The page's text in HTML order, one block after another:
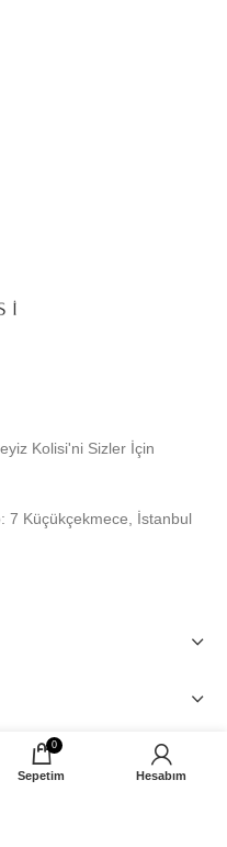
Kolisi'ni Sizler İçin
7 Küçükçekmece, İstanbul
0
Sepetim Hesabım